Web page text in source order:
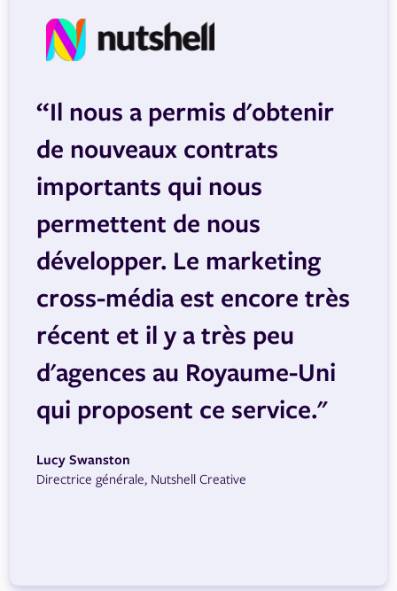
“Il nous a permis d'obtenir
de nouveaux contrats
importants qui nous
permettent de nous
développer. Le marketing
cross-média est encore très
récent et il y a très peu
d'agences au Royaume-Uni
qui proposent ce service."
Lucy Swanston
Directrice générale, Nutshell Creative